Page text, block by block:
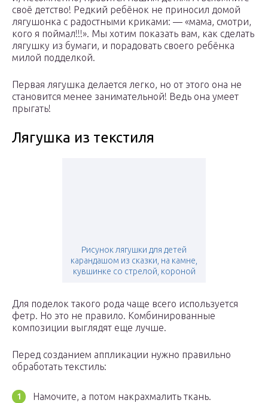
своё детство! Редкий ребёнок не приносил домой
лягушонка с радостными криками: — «мама, смотри,
кого я поймал!!!». Мы хотим показать вам, как сделать
лягушку из бумаги, и порадовать своего ребёнка
милой подделкой.
Первая лягушка делается легко, но от этого она не
становится менее занимательной! Ведь она умеет
прыгать!
Лягушка из текстиля
Рисунок лягушки для детей
карандашом из сказки, на камне,
кувшинке со стрелой, короной
Для поделок такого рода чаще всего используется
фетр. Но это не правило. Комбинированные
композиции выглядят еще лучше.
Перед созданием аппликации нужно правильно
обработать текстиль:
Намочите, а потом накрахмалить ткань.